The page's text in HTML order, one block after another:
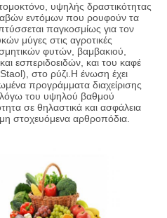
υψηλής δραστικότητας
εντόμων που ρουφούν τα
παγκοσμίως για τον
μύγες στις αγροτικές
φυτών, βαμβακιού,
εσπεριδοειδών, και του καφέ
στο ρύζι.Η ένωση έχει
προγράμματα διαχείρισης
του υψηλού βαθμού
σε θηλαστικά και ασφάλεια
στοχευόμενα αρθροπόδια.